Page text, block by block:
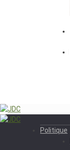
Politique